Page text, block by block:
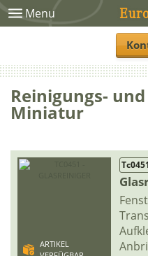
Menu
Reinigungs-
Miniatur
ARTIKEL
Tc0451